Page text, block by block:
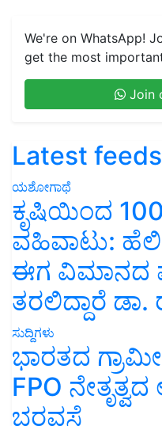
We're on WhatsApp!
get the most
Join
Latest feeds
ಯಶೋಗಾಥೆ
ಕೃಷಿಯಿಂದ
ವಹಿವಾಟು:
ಈಗ ವಿಮಾನದ
ತರಲಿದ್ದಾರೆ ಡಾ.
ಸುದ್ದಿಗಳು
ಭಾರತದ
FPO
ಭರವಸೆ